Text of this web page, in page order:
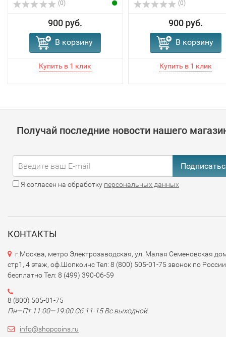
(0)
900 руб.
В корзину
(0)
900 руб.
В корзину
Получай последние новости нашего
Я согласен на обработку персональных данных
КОНТАКТЫ
г.Москва, метро Электрозаводская, ул. Малая Семеновская
стр1, 4 этаж, оф.Шопкоинс Тел: 8 (800) 505-01-75 звонок по России
бесплатно Тел: 8 (499) 390-06-59
8 (800) 505-01-75
Пн—Пт 11:00—19:00 Сб 11-15 Вс выходной
info@shopcoins.ru